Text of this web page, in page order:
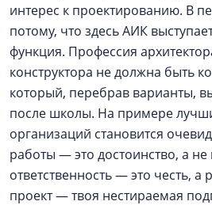
интерес к проектированию. В
потому, что здесь АИК
функция. Профессия
конструктора не должна быть
который, перебрав варианты,
после школы. На примере
организаций становится
работы — это достоинство, а не
ответственность — это честь, а
проект — твоя нестираемая